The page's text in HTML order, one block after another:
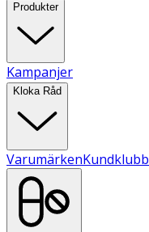
Produkter
Kampanjer
Kloka Råd
VarumärkenKundklubb